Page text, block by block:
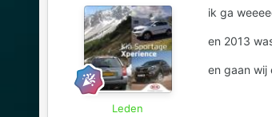
Leden
ik ga
en 2013
en gaan wij